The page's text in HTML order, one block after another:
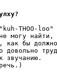
THOO-loo"
могу найти,
как бы должно
довольно
звучанию.